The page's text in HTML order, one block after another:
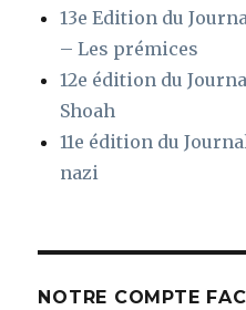
13e Edition du
– Les prémices
12e édition du
Shoah
11e édition du
nazi
NOTRE COMPTE